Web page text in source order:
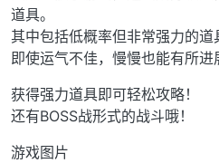
道具。
其中包括低概率但非常强力的道
即使运气不佳，慢慢也能有所进
获得强力道具即可轻松攻略！
还有BOSS战形式的战斗哦！
游戏图片